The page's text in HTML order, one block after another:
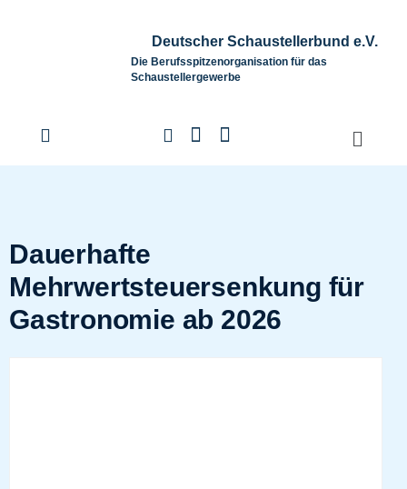
Deutscher Schaustellerbund e.V.
Die Berufsspitzenorganisation für das
Schaustellergewerbe
Dauerhafte
Mehrwertsteuersenkung für
Gastronomie ab 2026